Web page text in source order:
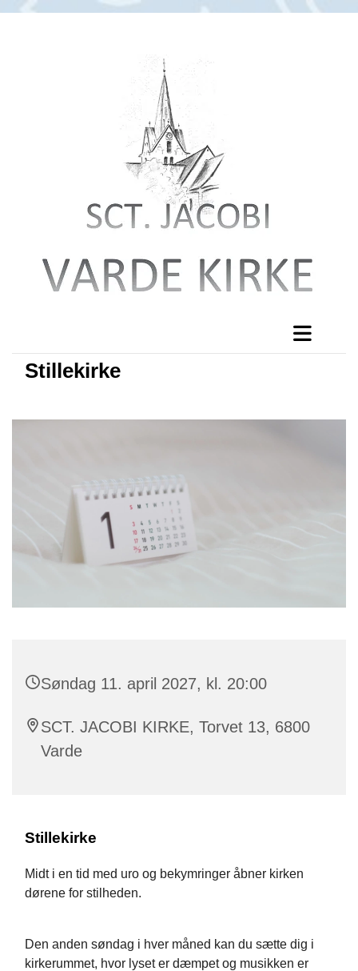
Stillekirke
Søndag 11. april 2027, kl. 20:00
SCT. JACOBI KIRKE, Torvet 13, 6800
Varde
Stillekirke
Midt i en tid med uro og bekymringer åbner kirken
dørene for stilheden.
Den anden søndag i hver måned kan du sætte dig i
kirkerummet, hvor lyset er dæmpet og musikken er